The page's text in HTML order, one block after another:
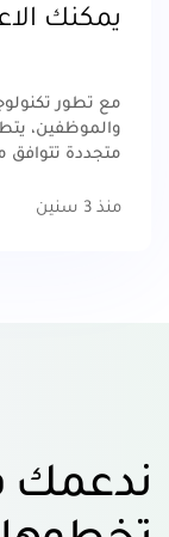
يمكنك
مع تطور
والموظفين،
متجددة تتوافق
منذ 3 سنين
ندعمك